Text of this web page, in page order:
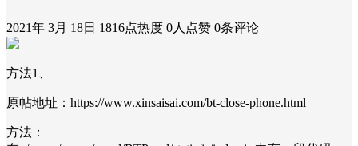
2021年 3月 18日 1816点热度 0人点赞 0条评论
方法1、
原帖地址：https://www.xinsaisai.com/bt-close-phone.html
方法：